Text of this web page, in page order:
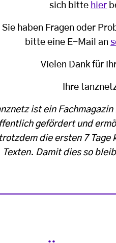
sich bitte hier
Sie haben Fragen oder
bitte eine E-Mail an
Vielen Dank für
Ihre
ist ein
gefördert und
die ersten 7 Tage
Texten. Damit dies so